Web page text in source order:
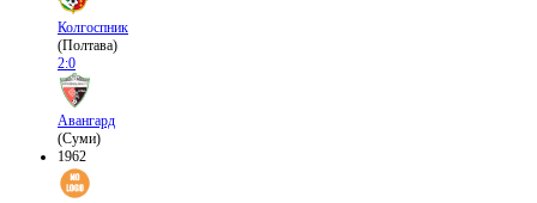
Колгоспник
(Полтава)
2:0
Авангард
(Суми)
1962